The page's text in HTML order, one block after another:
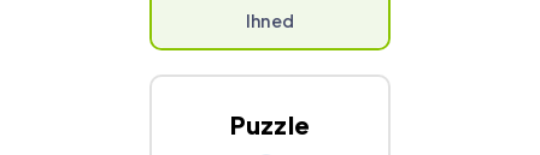
Ihned
Puzzle